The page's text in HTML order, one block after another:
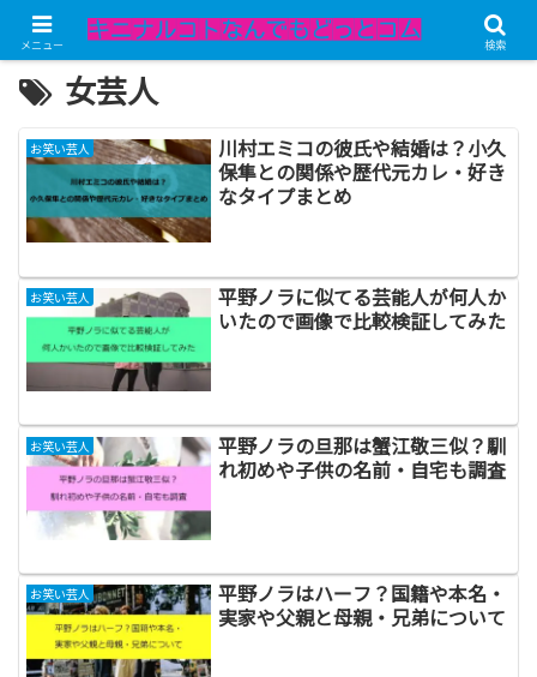
女芸人
お笑い芸人
川村エミコの彼氏や結婚は？小久
保隼との関係や歴代元カレ・好き
なタイプまとめ
お笑い芸人
平野ノラに似てる芸能人が何人か
いたので画像で比較検証してみた
お笑い芸人
平野ノラの旦那は蟹江敬三似？馴
れ初めや子供の名前・自宅も調査
お笑い芸人
平野ノラはハーフ？国籍や本名・
実家や父親と母親・兄弟について
メニュー 検索